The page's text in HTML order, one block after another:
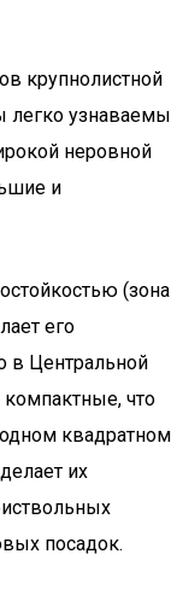
крупнолистной
легко узнаваемы
неровной
и
(зона
его
в Центральной
что
одном квадратном
их
посадок.